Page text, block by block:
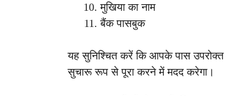
मुखिया का नाम
बैंक पासबुक
यह सुनिश्चित करें कि आपके पास
सुचारू रूप से पूरा करने में मदद करेगा।